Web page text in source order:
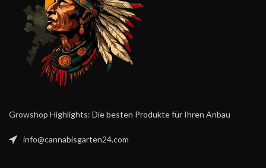
für erfahrene Grower.
Das komplexe
Geschmacksprofil verbindet
süße, erdige und leicht würzige
Noten mit einer cremigen
Cookie-Note. Die Wirkung
startet motivierend und geht
Runterkommen am Abend.
Growshop Highlights: Die besten Produkte für Ihren Anbau
info@cannabisgarten24.com